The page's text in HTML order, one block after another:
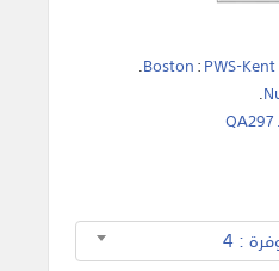
Boston:PWS-
.
.
QA297
: 4